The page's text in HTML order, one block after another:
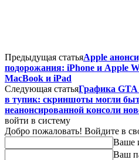
Предыдущая статьяApple
подорожания: iPhone и Apple
MacBook и iPad
Следующая статьяГрафика GTA
в тупик: скриншоты могли
неанонсированной консоли
войти в систему
Добро пожаловать! Войдите в
Ваше
Ваш